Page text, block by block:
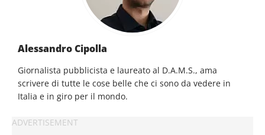
Alessandro Cipolla
Giornalista pubblicista e laureato al D.A.M.S., ama
scrivere di tutte le cose belle che ci sono da vedere in
Italia e in giro per il mondo.